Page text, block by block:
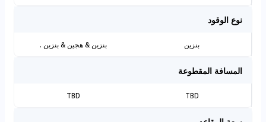
نوع الوقود
بنزين بنزين & هجين & بنزين .
المسافة المقطوعة
TBD
TBD